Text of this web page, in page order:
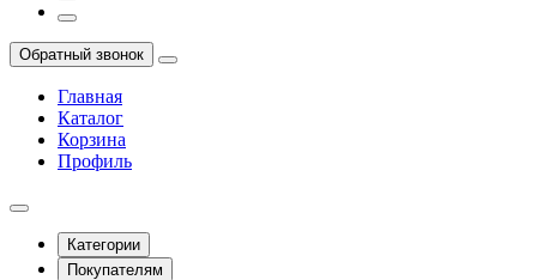
Обратный звонок
Главная
Каталог
Корзина
Профиль
Категории
Покупателям